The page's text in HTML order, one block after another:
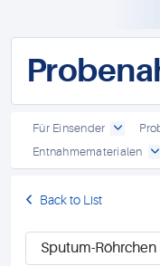
Für Einsender
Entnahmematerialen
Back to List
Sputum-Röhrchen